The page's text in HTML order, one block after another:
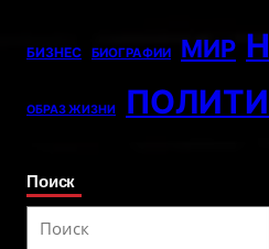
БИЗНЕС БИОГРАФИИ МИР
ОБРАЗ ЖИЗНИ
Поиск